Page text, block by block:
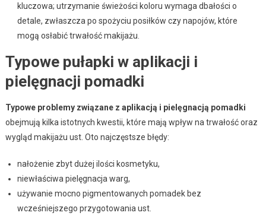
kluczowa; utrzymanie świeżości koloru wymaga dbałości o
detale, zwłaszcza po spożyciu posiłków czy napojów, które
mogą osłabić trwałość makijażu.
Typowe pułapki w aplikacji i
pielęgnacji pomadki
Typowe problemy związane z aplikacją i pielęgnacją pomadki
obejmują kilka istotnych kwestii, które mają wpływ na trwałość oraz
wygląd makijażu ust. Oto najczęstsze błędy:
nałożenie zbyt dużej ilości kosmetyku,
niewłaściwa pielęgnacja warg,
używanie mocno pigmentowanych pomadek bez
wcześniejszego przygotowania ust.